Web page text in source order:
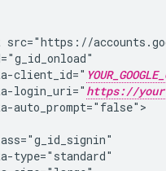
src="https://
client_id="
login_uri="
https://
auto_prompt="false">
type="standard"